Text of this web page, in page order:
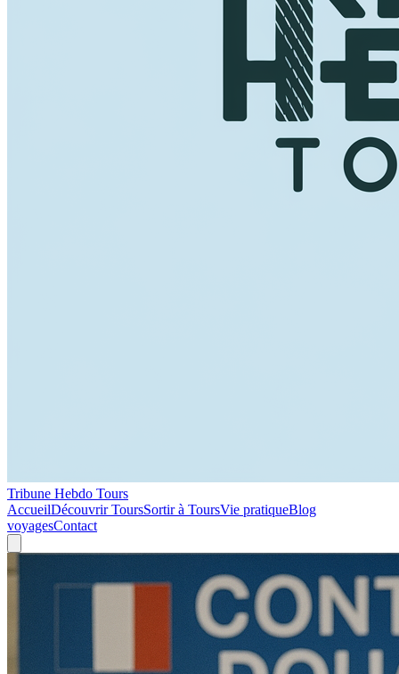
Tribune Hebdo Tours
AccueilDécouvrir ToursSortir à ToursVie pratiqueBlog
voyagesContact